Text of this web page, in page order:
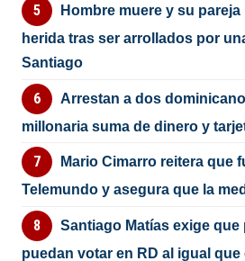
Hombre muere y su
herida tras ser arrollados por
Santiago
Arrestan a dos
millonaria suma de dinero y
Mario Cimarro reitera que
Telemundo y asegura que la
Santiago Matías exige
puedan votar en RD al igual